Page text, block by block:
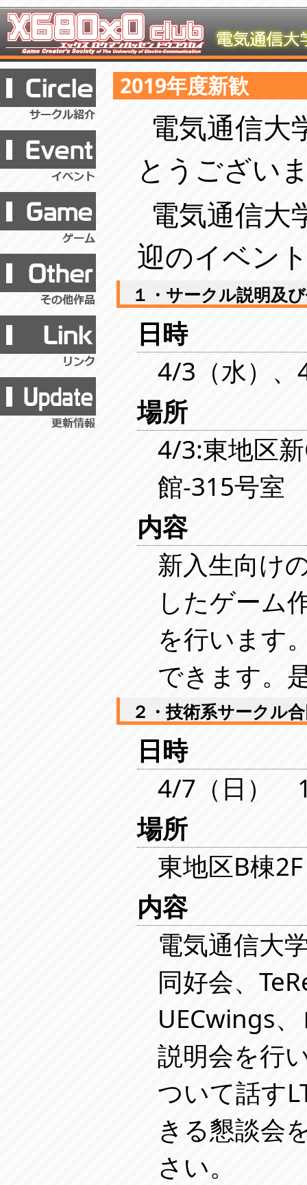
2019年度新歓
電気通信大
とうござい
電気通信大
迎のイベン
１・サークル説明及
日時
4/3（水）
場所
4/3:東地区
館-315号室
内容
新入生向け
したゲーム
を行います
できます。
２・技術系サークル
日時
4/7（日）
場所
東地区B棟2F
内容
電気通信大
同好会、
UECwings
説明会を行
ついて話す
きる懇談会
さい。